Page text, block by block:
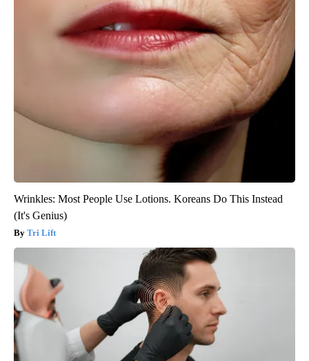
Wrinkles: Most People Use Lotions. Koreans Do This Instead
(It's Genius)
Tri Lift